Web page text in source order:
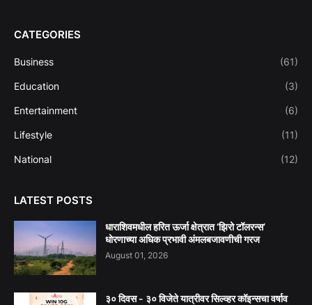
CATEGORIES
Business (61)
Education (3)
Entertainment (6)
Lifestyle (11)
National (12)
LATEST POSTS
धाराशिवमधील हरित ऊर्जा क्षेत्रात ‘झिरो टॉलरन्स’
धोरणाच्या अधिक प्रभावी अंमलबजावणीची गरज
August 01, 2026
३० दिवस - ३० विजेते यात्रीवर सिल्व्हर कॉइन्सचा वर्षाव